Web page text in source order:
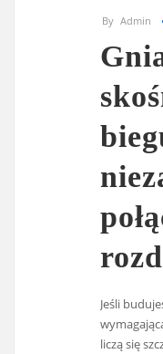
By Admin
Jeśli
liczą się